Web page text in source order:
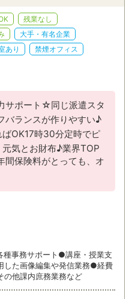
残業なし
大手・有名企業
あり
禁煙オフィス
サポート☆同じ派遣スタ
バランスが作りやすい♪
OK17時30分定時でピ
気とお財布♪業界TOP
間保険料がとっても、オ
事務サポート●講座・授業支
した画像編集や発信業務●経費
他課内庶務業務など